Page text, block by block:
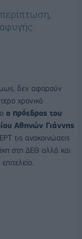
δεν αφορούν
χρονικό
ο πρόεδρος του
Αθηνών Γιάννης
τις ανακοινώσεις
στη ΔΕΘ αλλά και